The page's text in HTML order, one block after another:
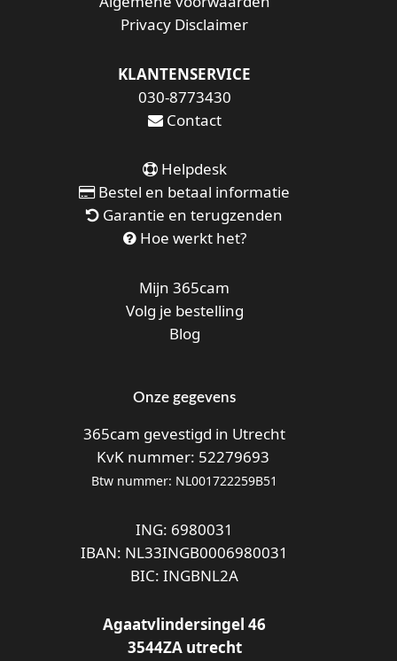
Privacy Disclaimer
KLANTENSERVICE
030-8773430
Contact
Helpdesk
Bestel en betaal informatie
Garantie en terugzenden
Hoe werkt het?
Mijn 365cam
Volg je bestelling
Blog
Onze gegevens
365cam gevestigd in Utrecht
KvK nummer: 52279693
Btw nummer: NL001722259B51
ING: 6980031
IBAN: NL33INGB0006980031
BIC: INGBNL2A
Agaatvlindersingel 46
3544ZA utrecht